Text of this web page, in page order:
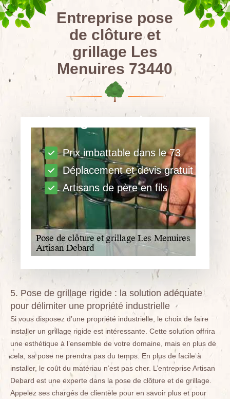
abattage toute hauteur
Prix imbattable dans le 73
Déplacement et devis gratuit
Artisans de père en fils
Entreprise pose
de clôture et
grillage Les
Menuires 73440
5. Pose de grillage rigide : la solution adéquate
pour délimiter une propriété industrielle
Si vous disposez d’une propriété industrielle, le choix de faire
installer un grillage rigide est intéressante. Cette solution offrira
une esthétique à l’ensemble de votre domaine, mais en plus de
cela, sa pose ne prendra pas du temps. En plus de facile à
installer, le coût du matériau n’est pas cher. L’entreprise Artisan
Debard est une experte dans la pose de clôture et de grillage.
Appelez ses chargés de clientèle pour en savoir plus et pour